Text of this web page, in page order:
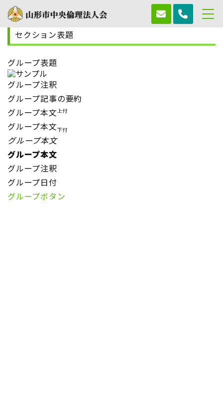
セクション表題
グループ表題
グループ注釈
グループ記事の要約
グループ本文 上付
グループ本文下付
グループ本文
グループ本文
グループ注釈
グループ日付
グループボタン